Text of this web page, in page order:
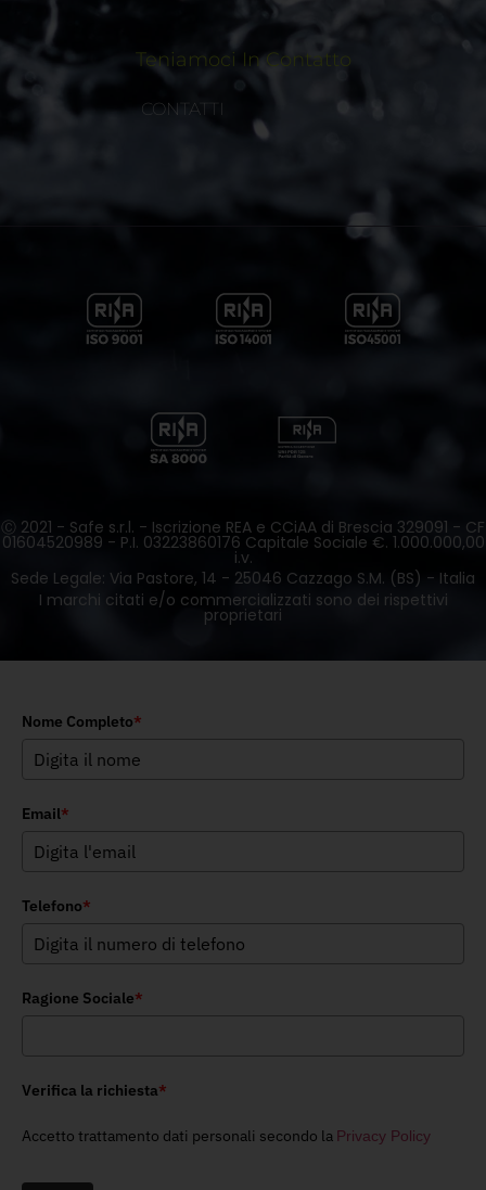
Teniamoci In Contatto
CONTATTI
Ⓒ 2021 - Safe s.r.l. - Iscrizione REA e CCiAA di Brescia 329091 - CF
01604520989 - P.I. 03223860176 Capitale Sociale €. 1.000.000,00
i.v.
Sede Legale: Via Pastore, 14 - 25046 Cazzago S.M. (BS) - Italia
I marchi citati e/o commercializzati sono dei rispettivi
proprietari
Nome Completo*
Email*
Telefono*
Ragione Sociale*
Verifica la richiesta*
Accetto trattamento dati personali secondo la Privacy Policy